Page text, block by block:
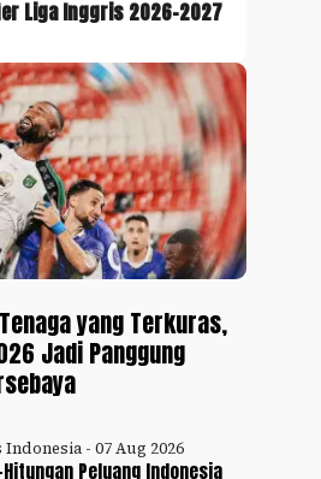
Liga Inggris 2026-2027
yang Terkuras,
Jadi Panggung
Indonesia - 07 Aug 2026
Peluang Indonesia